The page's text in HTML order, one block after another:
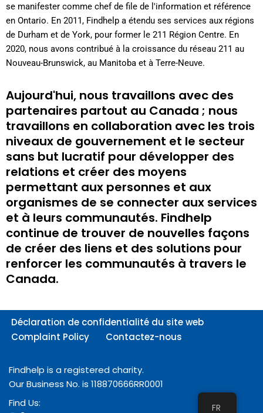
se manifester comme chef de file de l'information et référence
en Ontario. En 2011, Findhelp a étendu ses services aux régions
de Durham et de York, pour former le 211 Région Centre. En
2020, nous avons contribué à la croissance du réseau 211 au
Nouveau-Brunswick, au Manitoba et à Terre-Neuve.
Aujourd'hui, nous travaillons avec des
partenaires partout au Canada ; nous
travaillons en collaboration avec les trois
niveaux de gouvernement et le secteur
sans but lucratif pour développer des
relations et créer des moyens
permettant aux personnes et aux
organismes de se connecter aux services
et à leurs communautés. Findhelp
continue de trouver de nouvelles façons
de créer des liens et des solutions pour
renforcer les communautés à travers le
Canada.
Déclaration de confidentialité du site web
Complaint Policy
Contactez-nous
Findhelp is a registered charity.
Our Business No. is 118870666RR0001
Find Us:
FR